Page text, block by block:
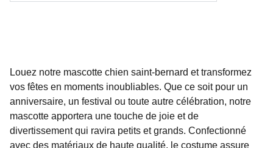
Louez notre mascotte chien saint-bernard et transformez
vos fêtes en moments inoubliables. Que ce soit pour un
anniversaire, un festival ou toute autre célébration, notre
mascotte apportera une touche de joie et de
divertissement qui ravira petits et grands. Confectionné
avec des matériaux de haute qualité, le costume assure